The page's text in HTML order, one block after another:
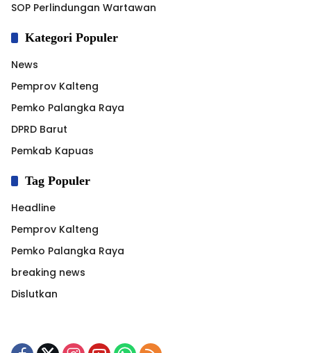
SOP Perlindungan Wartawan
Kategori Populer
News
Pemprov Kalteng
Pemko Palangka Raya
DPRD Barut
Pemkab Kapuas
Tag Populer
Headline
Pemprov Kalteng
Pemko Palangka Raya
breaking news
Dislutkan